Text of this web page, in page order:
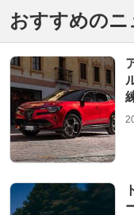
おすすめのニ